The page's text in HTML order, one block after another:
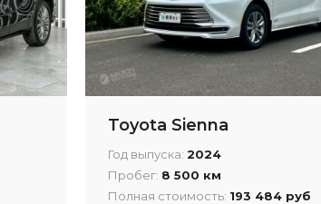
Toyota Sienna
Год выпуска:2024
Пробег: 8 500 км
Полная стоимость: 193 484 руб